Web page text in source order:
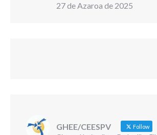
27 de Azaroa de 2025
GHEE/CEESPV Follow